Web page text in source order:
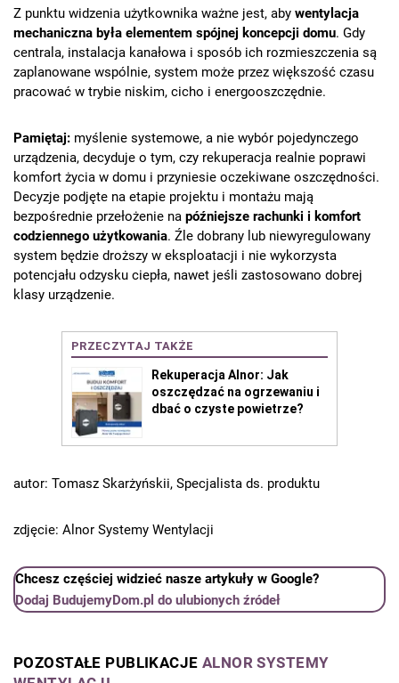
Z punktu widzenia użytkownika ważne jest, aby wentylacja
mechaniczna była elementem spójnej koncepcji domu. Gdy
centrala, instalacja kanałowa i sposób ich rozmieszczenia są
zaplanowane wspólnie, system może przez większość czasu
pracować w trybie niskim, cicho i energooszczędnie.
Pamiętaj: myślenie systemowe, a nie wybór pojedynczego
urządzenia, decyduje o tym, czy rekuperacja realnie poprawi
komfort życia w domu i przyniesie oczekiwane oszczędności.
Decyzje podjęte na etapie projektu i montażu mają
bezpośrednie przełożenie na późniejsze rachunki i komfort
codziennego użytkowania. Źle dobrany lub niewyregulowany
system będzie droższy w eksploatacji i nie wykorzysta
potencjału odzysku ciepła, nawet jeśli zastosowano dobrej
klasy urządzenie.
autor: Tomasz Skarżyńskii, Specjalista ds. produktu
zdjęcie: Alnor Systemy Wentylacji
Chcesz częściej widzieć nasze artykuły w Google?
Dodaj BudujemyDom.pl do ulubionych źródeł
POZOSTAŁE PUBLIKACJE ALNOR SYSTEMY